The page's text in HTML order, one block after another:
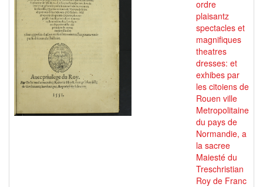
ordre
plaisantz
spectacles et
magnifiques
theatres
dresses: et
exhibes par
les citoiens de
Rouen ville
Metropolitaine
du pays de
Normandie, a
la sacree
Maiesté du
Treschristian
Roy de Franc